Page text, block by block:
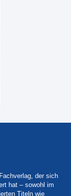
der sich
hat – sowohl im
Titeln wie